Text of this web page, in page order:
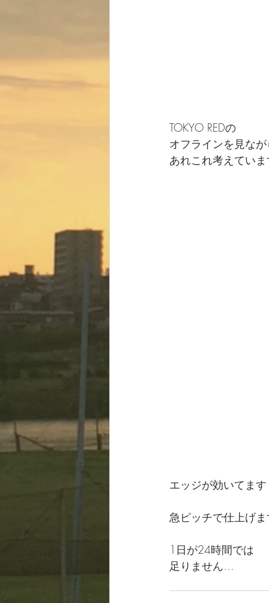
TOKYO REDの
オフラインを見な
あれこれ考えてい
エッジが効いてます
急ピッチで仕上げま
1日が24時間では
足りません…